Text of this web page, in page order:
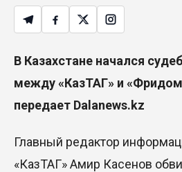
В Казахстане начался
между «КазТАГ» и «Фридом
передает Dalanews.kz
Главный редактор
«КазТАГ»Амир Касенов